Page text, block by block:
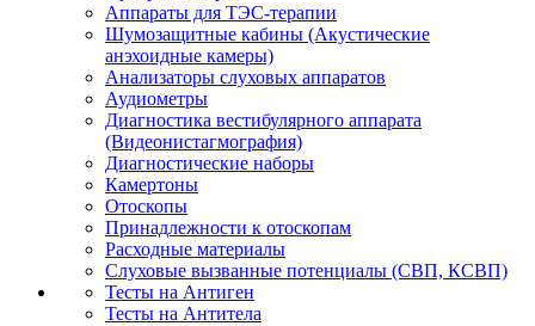
Аппараты для ТЭС-терапии
Шумозащитные кабины (Акустические
анэхоидные камеры)
Анализаторы слуховых аппаратов
Аудиометры
Диагностика вестибулярного аппарата
(Видеонистагмография)
Диагностические наборы
Камертоны
Отоскопы
Принадлежности к отоскопам
Расходные материалы
Слуховые вызванные потенциалы (СВП, КСВП)
Тесты на Антиген
Тесты на Антитела